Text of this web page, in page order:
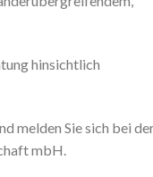
hinsichtlich
melden Sie sich bei
mbH.